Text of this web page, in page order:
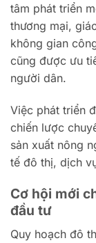
tâm phát triển
thương mại,
không gian
cũng được ưu
người dân.
Việc phát triển
chiến lược
sản xuất nông
tế đô thị, dịch
Cơ hội mới
đầu tư
Quy hoạch đô